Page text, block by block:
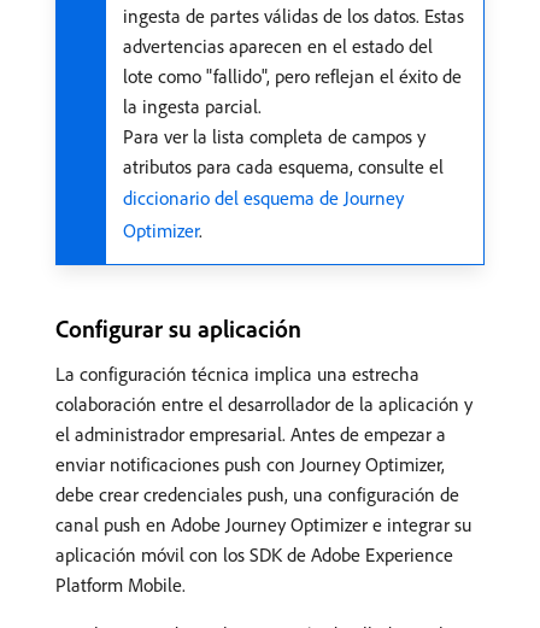
ingesta de partes válidas de los datos. Estas
advertencias aparecen en el estado del
lote como "fallido", pero reflejan el éxito de
la ingesta parcial.
Para ver la lista completa de campos y
atributos para cada esquema, consulte el
diccionario del esquema de Journey
Optimizer.
Configurar su aplicación
La configuración técnica implica una estrecha
colaboración entre el desarrollador de la aplicación y
el administrador empresarial. Antes de empezar a
enviar notificaciones push con Journey Optimizer,
debe crear credenciales push, una configuración de
canal push en Adobe Journey Optimizer e integrar su
aplicación móvil con los SDK de Adobe Experience
Platform Mobile.